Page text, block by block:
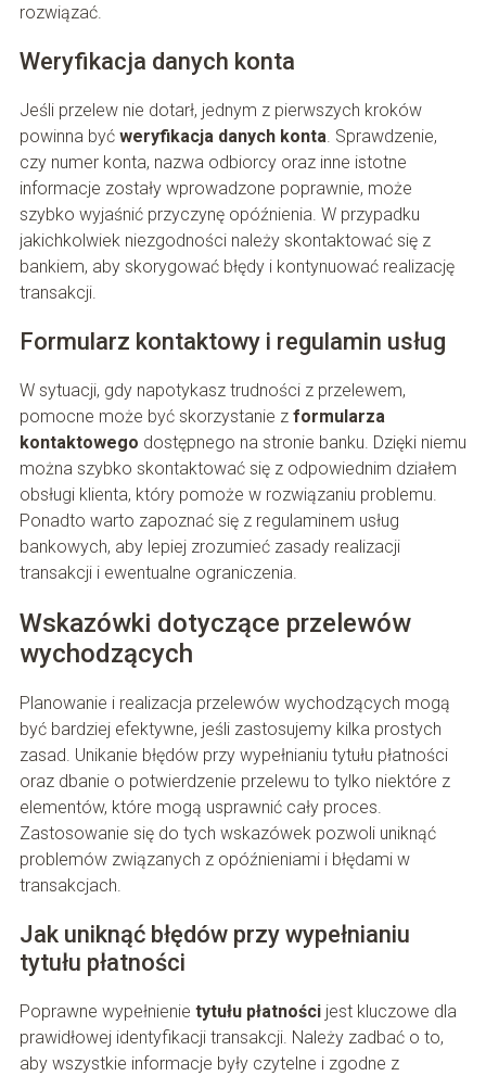
rozwiązać.
Weryfikacja danych konta
Jeśli przelew nie dotarł, jednym z pierwszych kroków
powinna być weryfikacja danych konta. Sprawdzenie,
czy numer konta, nazwa odbiorcy oraz inne istotne
informacje zostały wprowadzone poprawnie, może
szybko wyjaśnić przyczynę opóźnienia. W przypadku
jakichkolwiek niezgodności należy skontaktować się z
bankiem, aby skorygować błędy i kontynuować realizację
transakcji.
Formularz kontaktowy i regulamin usług
W sytuacji, gdy napotykasz trudności z przelewem,
pomocne może być skorzystanie z formularza
kontaktowego dostępnego na stronie banku. Dzięki niemu
można szybko skontaktować się z odpowiednim działem
obsługi klienta, który pomoże w rozwiązaniu problemu.
Ponadto warto zapoznać się z regulaminem usług
bankowych, aby lepiej zrozumieć zasady realizacji
transakcji i ewentualne ograniczenia.
Wskazówki dotyczące przelewów
wychodzących
Planowanie i realizacja przelewów wychodzących mogą
być bardziej efektywne, jeśli zastosujemy kilka prostych
zasad. Unikanie błędów przy wypełnianiu tytułu płatności
oraz dbanie o potwierdzenie przelewu to tylko niektóre z
elementów, które mogą usprawnić cały proces.
Zastosowanie się do tych wskazówek pozwoli uniknąć
problemów związanych z opóźnieniami i błędami w
transakcjach.
Jak uniknąć błędów przy wypełnianiu
tytułu płatności
Poprawne wypełnienie tytułu płatnościjest kluczowe dla
prawidłowej identyfikacji transakcji. Należy zadbać o to,
aby wszystkie informacje były czytelne i zgodne z